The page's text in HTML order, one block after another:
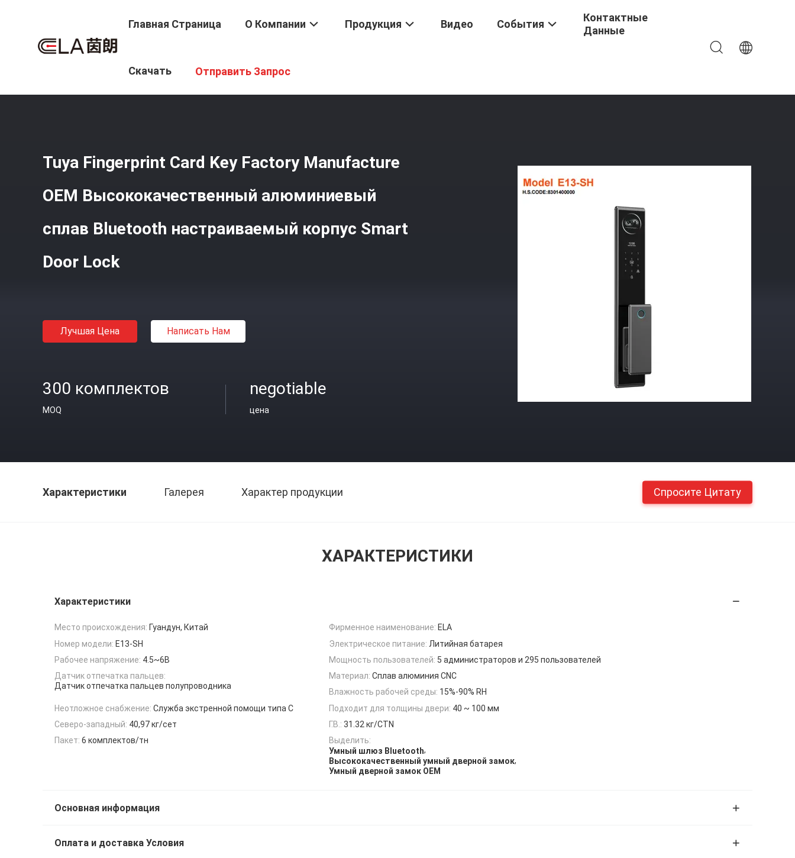
Главная Страница О Компании Продукция Видео События
Контактные
Данные
Скачать Отправить Запрос
Tuya Fingerprint Card Key Factory Manufacture
OEM Высококачественный алюминиевый
сплав Bluetooth настраиваемый корпус Smart
Door Lock
Лучшая Цена Написать Нам
300 комплектов
MOQ
negotiable
цена
Характеристики Галерея Характер продукции Спросите Цитату
ХАРАКТЕРИСТИКИ
Характеристики
Место происхождения: Гуандун, Китай Фирменное наименование: ELA
Номер модели: E13-SH Электрическое питание: Литийная батарея
Рабочее напряжение: 4.5~6В Мощность пользователей: 5 администраторов и 295 пользователей
Датчик отпечатка пальцев:
Датчик отпечатка пальцев полупроводника
Материал: Сплав алюминия CNC
Влажность рабочей среды: 15%-90% RH
Неотложное снабжение: Служба экстренной помощи типа С Подходит для толщины двери: 40 ~ 100 мм
Северо-западный: 40,97 кг/сет Г.В.: 31.32 кг/CTN
Пакет: 6 комплектов/тн
Выделить:
Умный шлюз Bluetooth,
Высококачественный умный дверной замок,
Умный дверной замок OEM
Основная информация
Оплата и доставка Условия